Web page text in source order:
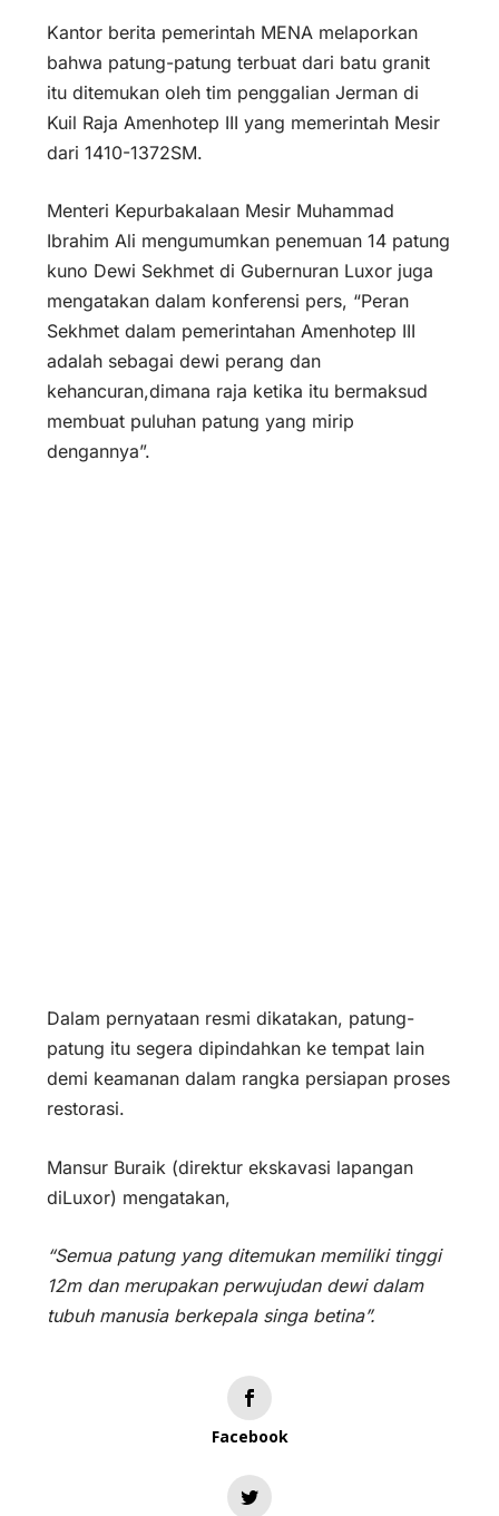
Kantor berita pemerintah MENA melaporkan
bahwa patung-patung terbuat dari batu granit
itu ditemukan oleh tim penggalian Jerman di
Kuil Raja Amenhotep III yang memerintah Mesir
dari 1410-1372SM.
Menteri Kepurbakalaan Mesir Muhammad
Ibrahim Ali mengumumkan penemuan 14 patung
kuno Dewi Sekhmet di Gubernuran Luxor juga
mengatakan dalam konferensi pers, “Peran
Sekhmet dalam pemerintahan Amenhotep III
adalah sebagai dewi perang dan
kehancuran,dimana raja ketika itu bermaksud
membuat puluhan patung yang mirip
dengannya”.
Dalam pernyataan resmi dikatakan, patung-
patung itu segera dipindahkan ke tempat lain
demi keamanan dalam rangka persiapan proses
restorasi.
Mansur Buraik (direktur ekskavasi lapangan
diLuxor) mengatakan,
“Semua patung yang ditemukan memiliki tinggi
12m dan merupakan perwujudan dewi dalam
tubuh manusia berkepala singa betina”.
Facebook